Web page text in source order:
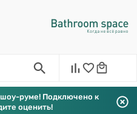
шоу-руме! Подключено к
оценить!